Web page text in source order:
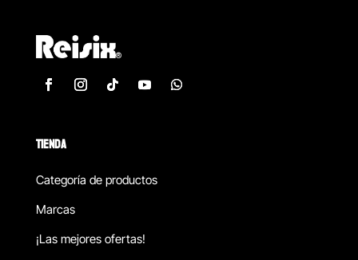
TIENDA
Categoría de productos
Marcas
¡Las mejores ofertas!